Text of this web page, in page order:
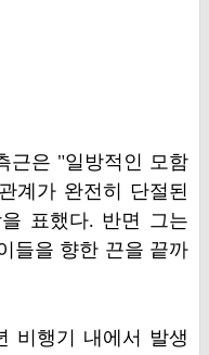
근은 "일방적인 모함
계가 완전히 단절된
표했다. 반면 그는
들을 향한 끈을 끝까
비행기 내에서 발생